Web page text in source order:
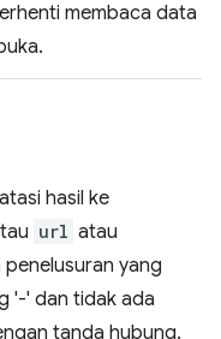
membaca data
hasil ke
url atau
yang
'-' dan tidak ada
tanda hubung.